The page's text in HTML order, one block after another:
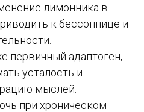
лимонника в
к бессоннице и
первичный адаптоген,
усталость и
мыслей.
при хроническом